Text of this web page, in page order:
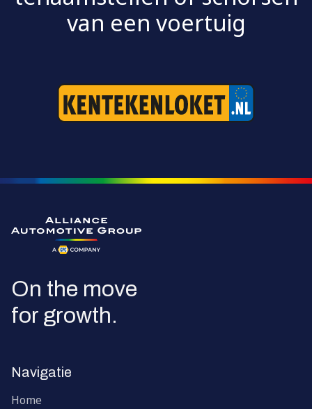
van een voertuig
On the move
for growth.
Navigatie
Home